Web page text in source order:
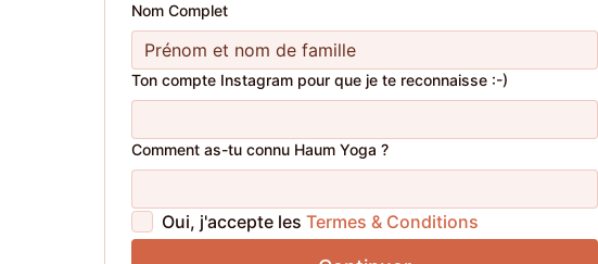
Nom Complet
Ton compte Instagram pour que je te reconnaisse :-)
Comment as-tu connu Haum Yoga ?
Oui, j'accepte les Termes & Conditions